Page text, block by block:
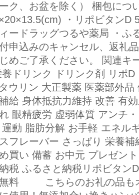
ク、お盆を除く） 梱包につ
・リポビタンD
ードラッグつるや薬局 ・ふ
付申込みのキャンセル、返礼
めご了承ください。 関連キ
養ドリンク ドリンク剤 リポ
ウリン 大正製薬 医薬部外
給 身体抵抗力維持 改善 有
眼精疲労 虚弱体質 アンチ
運動 脂肪分解 お手軽 エネル
フレーバー さっぱり 栄養
買い 備蓄 お中元 プレゼン
税 ふるさと納税リポビタン
料 こちらのお礼の品も